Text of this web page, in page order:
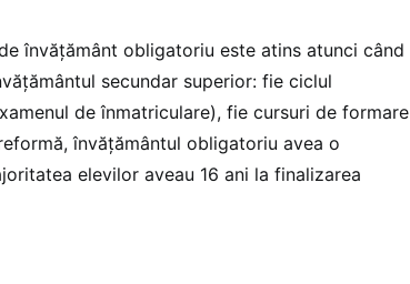
învățământ obligatoriu este atins atunci când
secundar superior: fie ciclul
de înmatriculare), fie cursuri de formare
învățământul obligatoriu avea o
elevilor aveau 16 ani la finalizarea